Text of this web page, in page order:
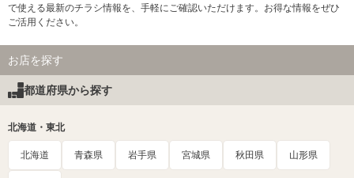
で使える最新のチラシ情報を、手軽にご確認いただけます。お得な情報をぜひ
ご活用ください。
お店を探す
都道府県から探す
北海道・東北
北海道 青森県 岩手県 宮城県 秋田県 山形県